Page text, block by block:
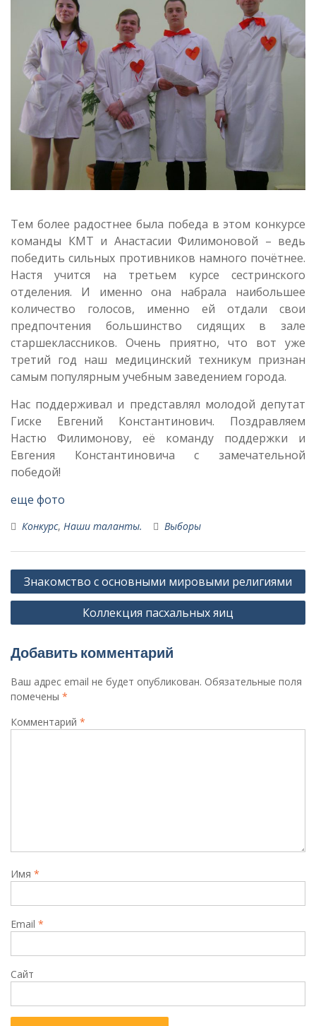
Тем более радостнее была победа в этом конкурсе
команды КМТ и Анастасии Филимоновой – ведь
победить сильных противников намного почётнее.
Настя учится на третьем курсе сестринского
отделения. И именно она набрала наибольшее
количество голосов, именно ей отдали свои
предпочтения большинство сидящих в зале
старшеклассников. Очень приятно, что вот уже
третий год наш медицинский техникум признан
самым популярным учебным заведением города.
Нас поддерживал и представлял молодой депутат
Гиске Евгений Константинович. Поздравляем
Настю Филимонову, её команду поддержки и
Евгения Константиновича с замечательной
победой!
еще фото
Конкурс, Наши таланты. Выборы
Навигация
по
Знакомство с основными мировыми религиями
Коллекция пасхальных яиц
Добавить комментарий
Ваш адрес email не будет опубликован. Обязательные поля
помечены *
Комментарий *
Имя *
Email *
Сайт